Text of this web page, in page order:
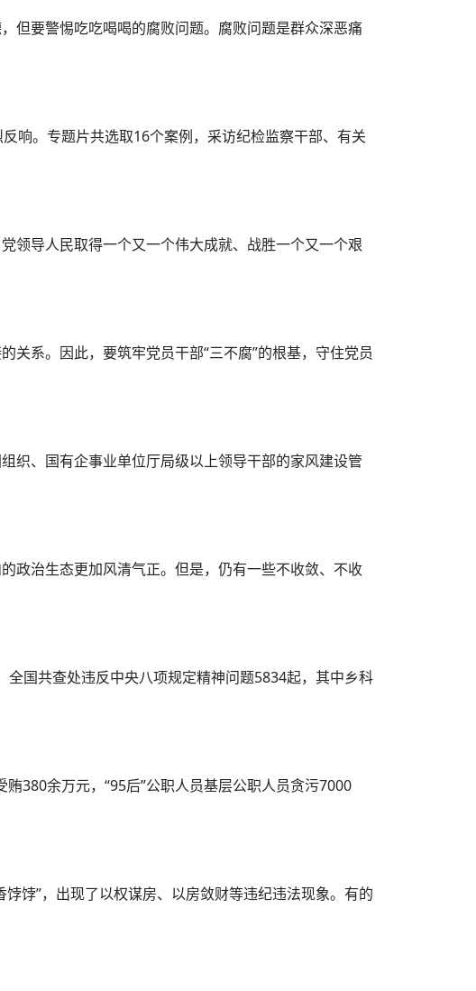
但要警惕吃吃喝喝的腐败问题。腐败问题是群众深恶痛
响。专题片共选取16个案例，采访纪检监察干部、有关
领导人民取得一个又一个伟大成就、战胜一个又一个艰
系。因此，要筑牢党员干部“三不腐”的根基，守住党员
织、国有企事业单位厅局级以上领导干部的家风建设管
政治生态更加风清气正。但是，仍有一些不收敛、不收
国共查处违反中央八项规定精神问题5834起，其中乡科
380余万元，“95后”公职人员基层公职人员贪污7000
饽”，出现了以权谋房、以房敛财等违纪违法现象。有的